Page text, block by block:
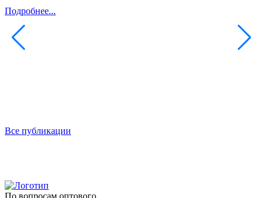
Подробнее...
Все публикации
По вопросам оптового